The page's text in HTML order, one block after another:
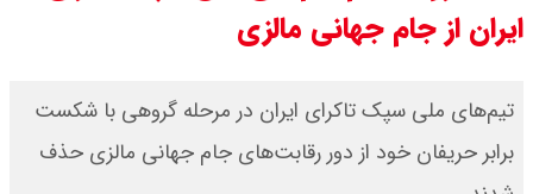
چرا معوقات بازنشستگان تامین
اجتماعی پرداخت نمی شود؟
جزئیات عرضه اولیه احیا در فرابورس
ایران از جام جهانی مالزی
تیم‌های ملی سپک تاکرای ایران در مرحله گروهی با شکست
برابر حریفان خود از دور رقابت‌های جام جهانی مالزی حذف